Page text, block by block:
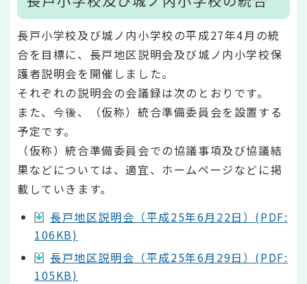
長戸小学校及び城ノ内小学校の平成27年4月の統
合を目標に、長戸地区説明会及び城ノ内小学校保
護者説明会を開催しました。
それぞれの説明会の会議録は次のとおりです。
また、今後、（仮称）統合準備委員会を設置する
予定です。
（仮称）統合準備委員会での協議事項及び協議結
果などについては、適宜、ホームページなどに掲
載していきます。
長戸地区説明会（平成25年6月22日）(PDF:
106KB)
長戸地区説明会（平成25年6月29日）(PDF:
105KB)